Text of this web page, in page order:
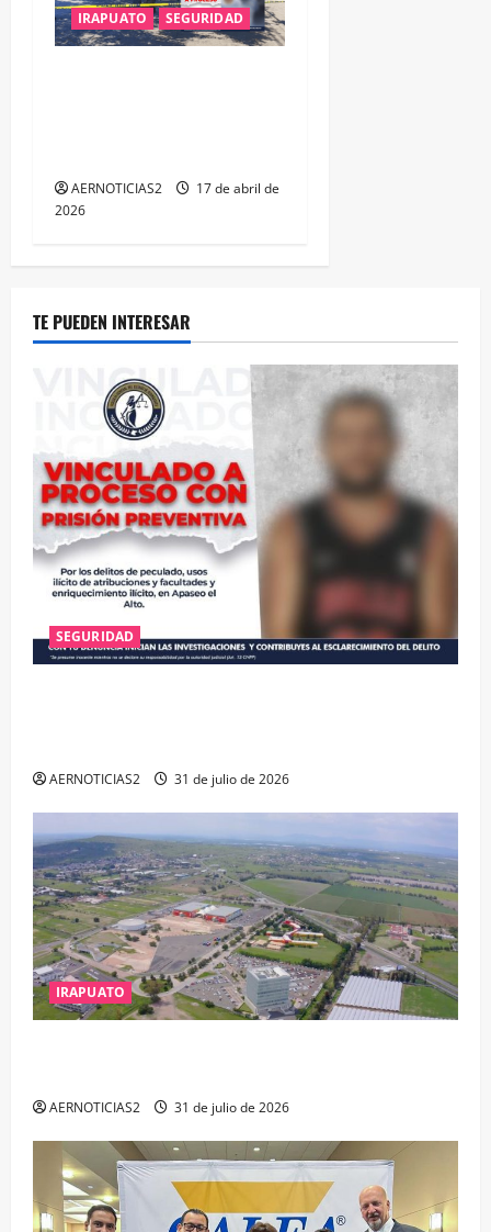
IRAPUATO SEGURIDAD
AERNOTICIAS2
17 de abril de
2026
TE PUEDEN INTERESAR
SEGURIDAD
AERNOTICIAS2 31 de julio de 2026
IRAPUATO
AERNOTICIAS2 31 de julio de 2026